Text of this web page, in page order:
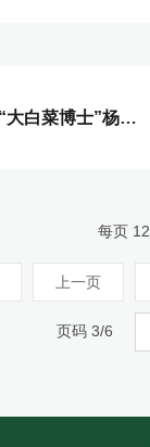
大众日报丨“大白菜博士”杨琳：山东农业会更好！
每页 12
上一页
页码3/6